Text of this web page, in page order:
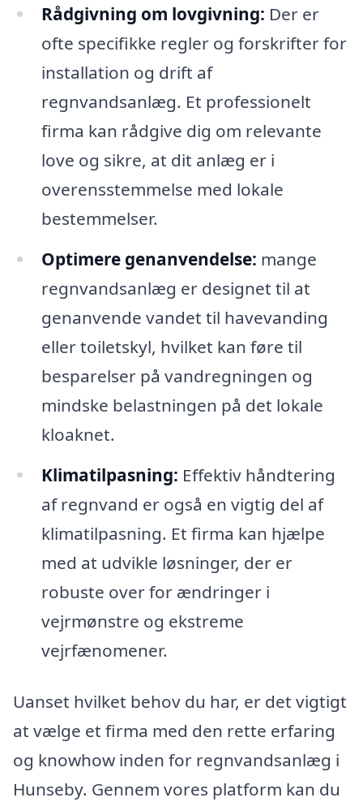
Rådgivning om lovgivning: Der er
ofte specifikke regler og forskrifter for
installation og drift af
regnvandsanlæg. Et professionelt
firma kan rådgive dig om relevante
love og sikre, at dit anlæg er i
overensstemmelse med lokale
bestemmelser.
Optimere genanvendelse: mange
regnvandsanlæg er designet til at
genanvende vandet til havevanding
eller toiletskyl, hvilket kan føre til
besparelser på vandregningen og
mindske belastningen på det lokale
kloaknet.
Klimatilpasning: Effektiv håndtering
af regnvand er også en vigtig del af
klimatilpasning. Et firma kan hjælpe
med at udvikle løsninger, der er
robuste over for ændringer i
vejrmønstre og ekstreme
vejrfænomener.
Uanset hvilket behov du har, er det vigtigt
at vælge et firma med den rette erfaring
og knowhow inden for regnvandsanlæg i
Hunseby. Gennem vores platform kan du